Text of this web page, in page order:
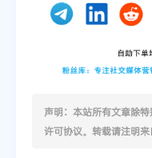
声明：本站所有文章除
许可协议。转载请注明来